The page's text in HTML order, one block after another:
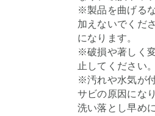
※製品を曲げる
加えないでくだ
になります。
※破損や著しく
止してください。
※汚れや水気が
サビの原因にな
洗い落とし早め